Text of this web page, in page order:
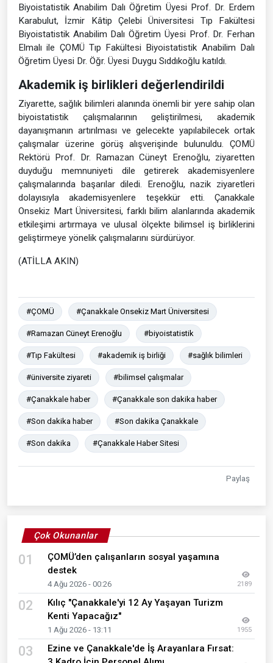
Biyoistatistik Anabilim Dalı Öğretim Üyesi Prof. Dr. Erdem
Karabulut, İzmir Kâtip Çelebi Üniversitesi Tıp Fakültesi
Biyoistatistik Anabilim Dalı Öğretim Üyesi Prof. Dr. Ferhan
Elmalı ile ÇOMÜ Tıp Fakültesi Biyoistatistik Anabilim Dalı
Öğretim Üyesi Dr. Öğr. Üyesi Duygu Sıddıkoğlu katıldı.
Akademik iş birlikleri değerlendirildi
Ziyarette, sağlık bilimleri alanında önemli bir yere sahip olan
biyoistatistik çalışmalarının geliştirilmesi, akademik
dayanışmanın artırılması ve gelecekte yapılabilecek ortak
çalışmalar üzerine görüş alışverişinde bulunuldu. ÇOMÜ
Rektörü Prof. Dr. Ramazan Cüneyt Erenoğlu, ziyaretten
duyduğu memnuniyeti dile getirerek akademisyenlere
çalışmalarında başarılar diledi. Erenoğlu, nazik ziyaretleri
dolayısıyla akademisyenlere teşekkür etti. Çanakkale
Onsekiz Mart Üniversitesi, farklı bilim alanlarında akademik
etkileşimi artırmaya ve ulusal ölçekte bilimsel iş birliklerini
geliştirmeye yönelik çalışmalarını sürdürüyor.
(ATİLLA AKIN)
#ÇOMÜ #Çanakkale Onsekiz Mart Üniversitesi
#Ramazan Cüneyt Erenoğlu #biyoistatistik
#Tıp Fakültesi #akademik iş birliği #sağlık bilimleri
#üniversite ziyareti #bilimsel çalışmalar
#Çanakkale haber #Çanakkale son dakika haber
#Son dakika haber #Son dakika Çanakkale
#Son dakika #Çanakkale Haber Sitesi
Paylaş
Çok Okunanlar
01
ÇOMÜ’den çalışanların sosyal yaşamına
destek
4 Ağu 2026 - 00:26 2189
02
Kılıç "Çanakkale'yi 12 Ay Yaşayan Turizm
Kenti Yapacağız"
1 Ağu 2026 - 13:11 1955
03
Ezine ve Çanakkale'de İş Arayanlara Fırsat: